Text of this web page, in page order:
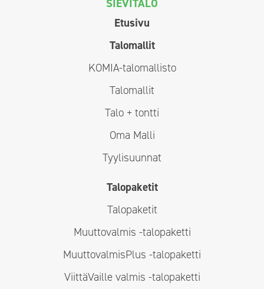
SIEVITALO
Etusivu
Talomallit
KOMIA-talomallisto
Talomallit
Talo + tontti
Oma Malli
Tyylisuunnat
Talopaketit
Talopaketit
Muuttovalmis -talopaketti
MuuttovalmisPlus -talopaketti
ViittäVaille valmis -talopaketti